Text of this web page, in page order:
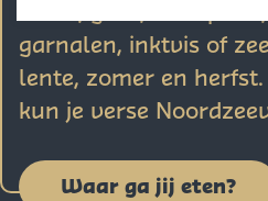
garnalen, inktvis of
lente, zomer en herfst.
kun je verse
Waar ga jij eten?